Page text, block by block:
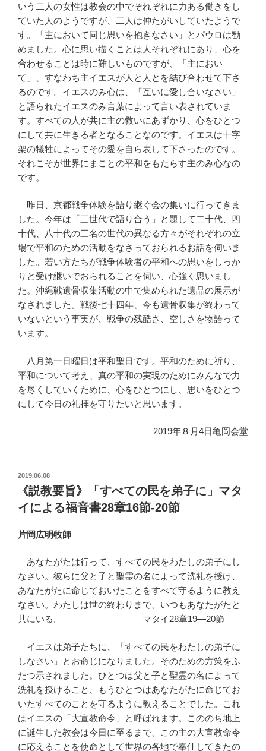
いう二人の女性は教会の中でそれぞれに力ある働きをし
ていた人のようですが、二人は仲たがいしていたようで
す。「主において同じ思いを抱きなさい」とパウロは勧
めました。心に思い描くことは人それぞれにあり、心を
合わせることは時に難しいものですが、「主におい
て」、すなわち主イエスが人と人とを結び合わせて下さ
るのです。イエスのみ心は、「互いに愛し合いなさい」
と語られたイエスのみ言葉によって言い表されていま
す。すべての人が共に主の救いにあずかり、心をひとつ
にして共に生きる者となることなのです。イエスは十字
架の犠牲によってその愛を自ら表して下さったのです。
それこそが世界にまことの平和をもたらす主のみ心なの
です。
昨日、京都戦争体験を語り継ぐ会の集いに行ってきま
した。今年は「三世代で語り合う」と題して二十代、四
十代、八十代の三名の世代の異なる方々がそれぞれの立
場で平和のための活動をなさっておられるお話を伺いま
した。若い方たちが戦争体験者の平和への思いをしっか
りと受け継いでおられることを伺い、心強く思いまし
た。沖縄戦遺骨収集活動の中で集められた遺品の展示が
なされました。戦後七十四年、今も遺骨収集が終わって
いないという事実が、戦争の残酷さ、空しさを物語って
います。
八月第一日曜日は平和聖日です。平和のために祈り、
平和について考え、真の平和の実現のためにみんなで力
を尽くしていくために、心をひとつにし、思いをひとつ
にして今日の礼拝を守りたいと思います。
2019年８月4日亀岡会堂
投
日:
2019.06.08
《説教要旨》「すべての民を弟子に」マタ
イによる福音書28章16節-20節
片岡広明牧師
あなたがたは行って、すべての民をわたしの弟子にし
なさい。彼らに父と子と聖霊の名によって洗礼を授け、
あなたがたに命じておいたことをすべて守るように教え
なさい。わたしは世の終わりまで、いつもあなたがたと
共にいる。 マタイ28章19―20節
イエスは弟子たちに、「すべての民をわたしの弟子に
しなさい」とお命じになりました。そのための方策をふ
たつ示されました。ひとつは父と子と聖霊の名によって
洗礼を授けること、もうひとつはあなたがたに命じてお
いたすべてのことを守るように教えることでした。これ
はイエスの「大宣教命令」と呼ばれます。こののち地上
に誕生した教会は今日に至るまで、この主の大宣教命令
に応えることを使命として世界の各地で奉仕してきたの